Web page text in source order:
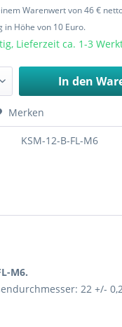
Warenwert von 46 €
in Höhe von 10 Euro.
Lieferzeit ca. 1-3
In den
Merken
KSM-12-B-FL-M6
M6.
22 +/-